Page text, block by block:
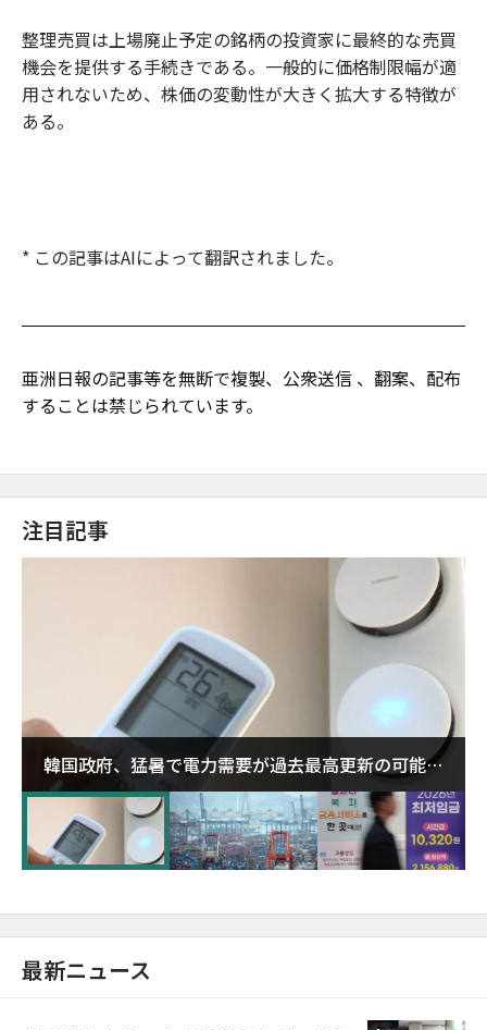
整理売買は上場廃止予定の銘柄の投資家に最終的な売買
機会を提供する手続きである。一般的に価格制限幅が適
用されないため、株価の変動性が大きく拡大する特徴が
ある。
* この記事はAIによって翻訳されました。
亜洲日報の記事等を無断で複製、公衆送信 、翻案、配布
することは禁じられています。
注目記事
韓国政府、猛暑で電力需要が過去最高更新の可能性
に需給対応体制を点検
最新ニュース